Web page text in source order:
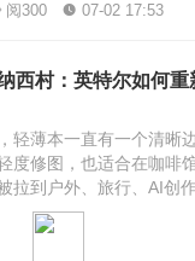
阅300 07-02 17:53
西村：英特尔如何
轻薄本一直有一个清晰
度修图，也适合在咖啡
拉到户外、旅行、AI创作